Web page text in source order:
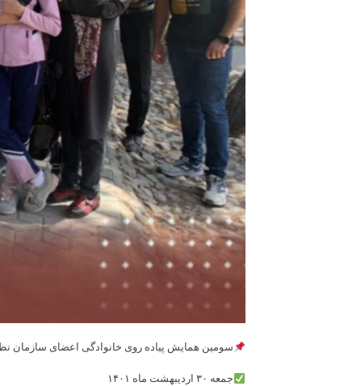
سومین همایش پیاده روی خانوادگی اعضای سازمان
جمعه ۳۰ اردیبهشت ماه ۱۴۰۱